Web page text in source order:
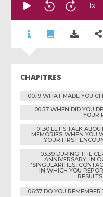
1x
CHAPITRES
00:19 WHAT MADE YOU
00:57 WHEN DID YOU
YOUR
01:30 LET'S TALK
MEMORIES. WHEN YOU
YOUR FIRST
03:39 DURING THE
ANNIVERSARY, IN
'SINGULARITIES,
IN WHICH YOU
06:37 DO YOU